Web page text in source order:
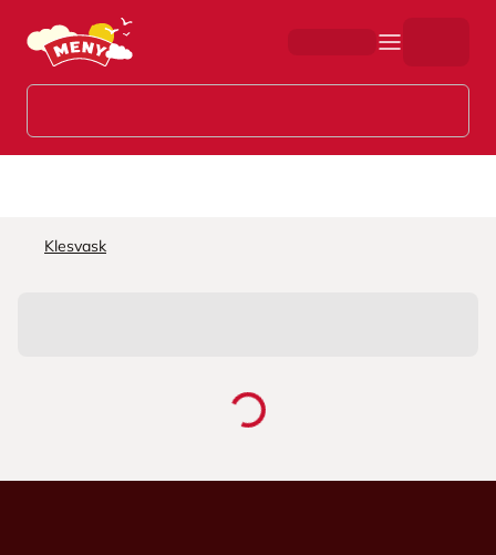
Hopp til hovedinnhold
Klesvask